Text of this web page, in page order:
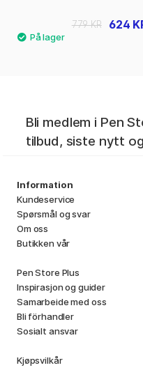
624
779 KR
Bli medlem i Pen
tilbud, siste nytt
Information
Kundeservice
Spørsmål og svar
Om oss
Butikken vår
Pen Store Plus
Inspirasjon og guider
Samarbeide med oss
Bli förhandler
Sosialt ansvar
Kjøpsvilkår